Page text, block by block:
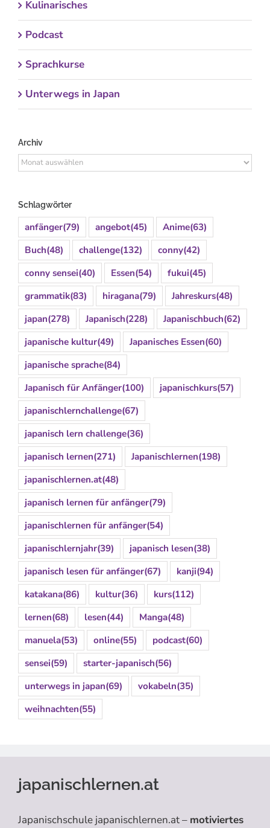
Kulinarisches
Podcast
Sprachkurse
Unterwegs in Japan
Archiv
Archiv
Schlagwörter
anfänger(79) angebot(45) Anime(63)
Buch(48) challenge(132) conny(42)
conny sensei(40) Essen(54) fukui(45)
grammatik(83) hiragana(79) Jahreskurs(48)
japan(278) Japanisch(228) Japanischbuch(62)
japanische kultur(49) Japanisches Essen(60)
japanische sprache(84)
Japanisch für Anfänger(100) japanischkurs(57)
japanischlernchallenge(67)
japanisch lern challenge(36)
japanisch lernen(271) Japanischlernen(198)
japanischlernen.at(48)
japanisch lernen für anfänger(79)
japanischlernen für anfänger(54)
japanischlernjahr(39) japanisch lesen(38)
japanisch lesen für anfänger(67) kanji(94)
katakana(86) kultur(36) kurs(112)
lernen(68) lesen(44) Manga(48)
manuela(53) online(55) podcast(60)
sensei(59) starter-japanisch(56)
unterwegs in japan(69) vokabeln(35)
weihnachten(55)
japanischlernen.at
Japanischschule japanischlernen.at – motiviertes